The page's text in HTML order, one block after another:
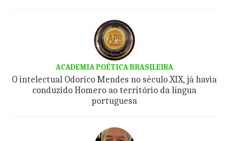
ACADEMIA POÉTICA BRASILEIRA
O intelectual Odorico Mendes no século XIX, já havia
conduzido Homero ao território da língua
portuguesa